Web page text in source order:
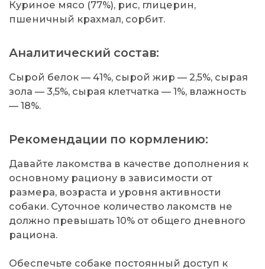
Куриное мясо (77%), рис, глицерин,
пшеничный крахмал, сорбит.
Аналитический состав:
Сырой белок — 41%, сырой жир — 2,5%, сырая
зола — 3,5%, сырая клетчатка — 1%, влажность
— 18%.
Рекомендации по кормлению:
Давайте лакомства в качестве дополнения к
основному рациону в зависимости от
размера, возраста и уровня активности
собаки. Суточное количество лакомств не
должно превышать 10% от общего дневного
рациона.
Обеспечьте собаке постоянный доступ к